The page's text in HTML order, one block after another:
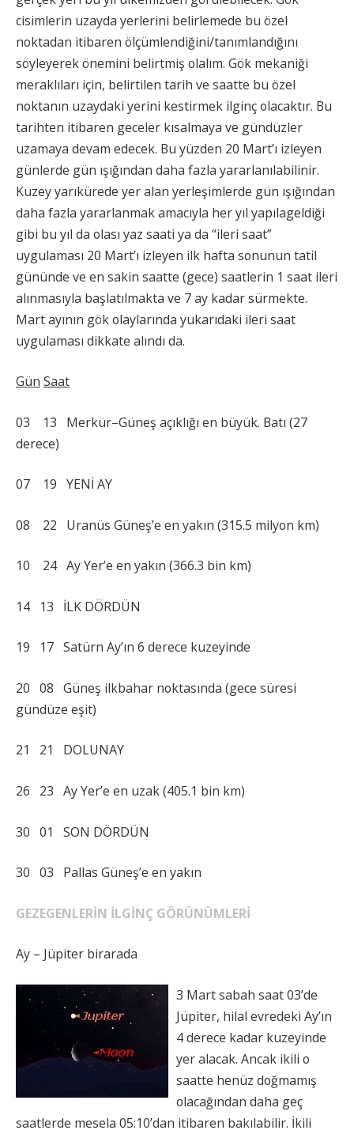
cisimlerin uzayda yerlerini belirlemede bu özel
noktadan itibaren ölçümlendiğini/tanımlandığını
söyleyerek önemini belirtmiş olalım. Gök mekaniği
meraklıları için, belirtilen tarih ve saatte bu özel
noktanın uzaydaki yerini kestirmek ilginç olacaktır. Bu
tarihten itibaren geceler kısalmaya ve gündüzler
uzamaya devam edecek. Bu yüzden 20 Mart’ı izleyen
günlerde gün ışığından daha fazla yararlanılabilinir.
Kuzey yarıkürede yer alan yerleşimlerde gün ışığından
daha fazla yararlanmak amacıyla her yıl yapılageldiği
gibi bu yıl da olası yaz saati ya da “ileri saat”
uygulaması 20 Mart’ı izleyen ilk hafta sonunun tatil
gününde ve en sakin saatte (gece) saatlerin 1 saat ileri
alınmasıyla başlatılmakta ve 7 ay kadar sürmekte.
Mart ayının gök olaylarında yukarıdaki ileri saat
uygulaması dikkate alındı da.
Gün Saat
03 13 Merkür–Güneş açıklığı en büyük. Batı (27
derece)
07 19 YENİ AY
08 22 Uranüs Güneş’e en yakın (315.5 milyon km)
10 24 Ay Yer’e en yakın (366.3 bin km)
14 13 İLK DÖRDÜN
19 17 Satürn Ay’ın 6 derece kuzeyinde
20 08 Güneş ilkbahar noktasında (gece süresi
gündüze eşit)
21 21 DOLUNAY
26 23 Ay Yer’e en uzak (405.1 bin km)
30 01 SON DÖRDÜN
30 03 Pallas Güneş’e en yakın
GEZEGENLERİN İLGİNÇ GÖRÜNÜMLERİ
Ay – Jüpiter birarada
3 Mart sabah saat 03’de
Jüpiter, hilal evredeki Ay’ın
4 derece kadar kuzeyinde
yer alacak. Ancak ikili o
saatte henüz doğmamış
olacağından daha geç
saatlerde mesela 05:10’dan itibaren bakılabilir. İkili